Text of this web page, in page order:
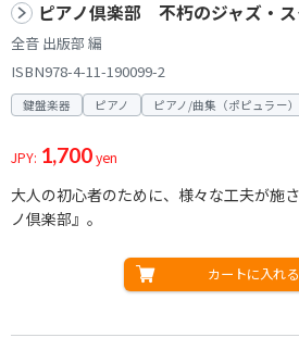
ピアノ倶楽部 不朽のジャズ・
全音 出版部 編
ISBN978-4-11-190099-2
鍵盤楽器 ピアノ ピアノ/曲集（ポピュラー）
JPY: 1,700yen
大人の初心者のために、様々な工夫が施
ノ倶楽部』。
カートに入れる